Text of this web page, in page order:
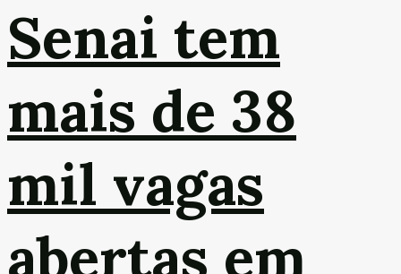
Senai tem
mais de 38
mil vagas
abertas em